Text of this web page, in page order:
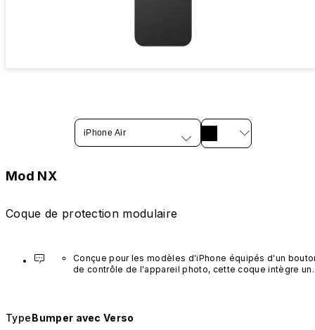
iPhone Air
Mod NX
Coque de protection modulaire
Conçue pour les modèles d'iPhone équipés d'un
de contrôle de l'appareil photo, cette coque intègre un
TypeBumper avec Verso